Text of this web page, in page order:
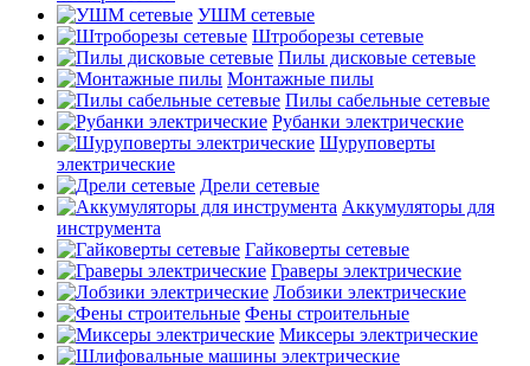
УШМ сетевые
Штроборезы сетевые
Пилы дисковые сетевые
Монтажные пилы
Пилы сабельные сетевые
Рубанки электрические
Шуруповерты
электрические
Дрели сетевые
Аккумуляторы для
инструмента
Гайковерты сетевые
Граверы электрические
Лобзики электрические
Фены строительные
Миксеры электрические